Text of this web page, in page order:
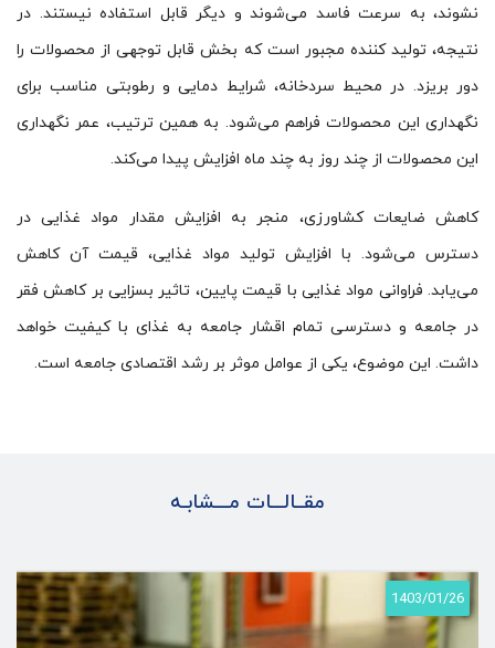
نشوند، به سرعت فاسد می‌شوند و دیگر قابل استفاده نیستند. در
نتیجه، تولید کننده مجبور است که بخش قابل توجهی از محصولات را
دور بریزد. در محیط سردخانه، شرایط دمایی و رطوبتی مناسب برای
نگهداری این محصولات فراهم می‌شود. به همین ترتیب، عمر نگهداری
این محصولات از چند روز به چند ماه افزایش پیدا می‌کند.
کاهش ضایعات کشاورزی، منجر به افزایش مقدار مواد غذایی در
دسترس می‌شود. با افزایش تولید مواد غذایی، قیمت آن کاهش
می‌یابد. فراوانی مواد غذایی با قیمت پایین، تاثیر بسزایی بر کاهش فقر
در جامعه و دسترسی تمام اقشار جامعه به غذای با کیفیت خواهد
داشت. این موضوع، یکی از عوامل موثر بر رشد اقتصادی جامعه است.
مقــالـــات مـــشابـه
1403/01/26